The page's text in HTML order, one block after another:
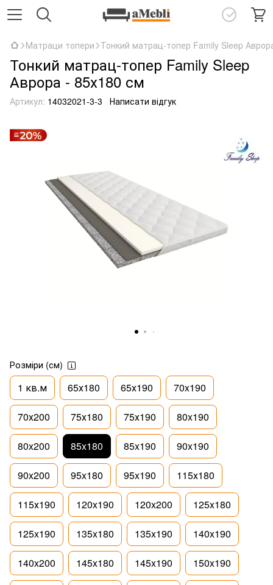
Матраци топери Тонкий матрац-топер Family Sleep
Тонкий матрац-топер Family Sleep
Аврора - 85х180 см
Артикул: 14032021-3-3 Написати відгук
Розміри (см)
1 кв.м 65х180 65х190 70x190
70х200 75х180 75х190 80x190
80x200 85x180 85x190 90x190
90x200 95x180 95x190 115х180
115х190 120x190 120x200 125x180
125x190 135x180 135x190 140x190
140x200 145x180 145x190 150x190